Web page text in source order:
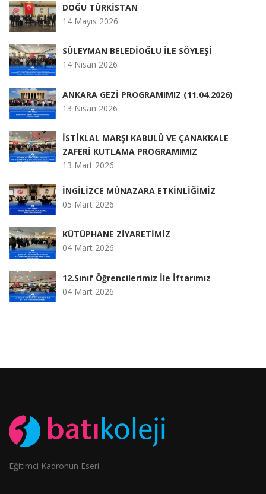
DOĞU TÜRKİSTAN
14 Mayıs 2026
SÜLEYMAN BELEDİOĞLU İLE SÖYLEŞİ
14 Nisan 2026
ANKARA GEZİ PROGRAMIMIZ (11.04.2026)
13 Nisan 2026
İSTİKLAL MARŞI KABULÜ VE ÇANAKKALE
ZAFERİ KUTLAMA PROGRAMIMIZ
13 Mart 2026
İNGİLİZCE MÜNAZARA ETKİNLİĞİMİZ
05 Mart 2026
KÜTÜPHANE ZİYARETİMİZ
04 Mart 2026
12.Sınıf Öğrencilerimiz İle İftarımız
04 Mart 2026
Eğitimci Kadronun Eseri